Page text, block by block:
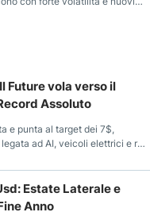
Future vola verso il
Assoluto
e punta al target dei 7$,
ad AI, veicoli elettrici e reti
2028.
Estate Laterale e
Anno